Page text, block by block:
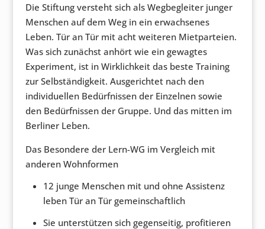
Die Stiftung versteht sich als Wegbegleiter junger
Menschen auf dem Weg in ein erwachsenes
Leben. Tür an Tür mit acht weiteren Mietparteien.
Was sich zunächst anhört wie ein gewagtes
Experiment, ist in Wirklichkeit das beste Training
zur Selbständigkeit. Ausgerichtet nach den
individuellen Bedürfnissen der Einzelnen sowie
den Bedürfnissen der Gruppe. Und das mitten im
Berliner Leben.
Das Besondere der Lern-WG im Vergleich mit
anderen Wohnformen
12 junge Menschen mit und ohne Assistenz
leben Tür an Tür gemeinschaftlich
Sie unterstützen sich gegenseitig, profitieren